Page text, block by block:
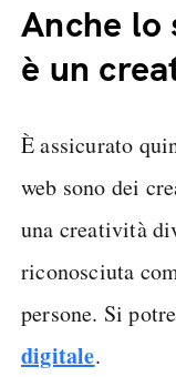
Anche lo
è un
È assicurato
web sono dei
una creatività
riconosciuta
persone. Si
digitale.